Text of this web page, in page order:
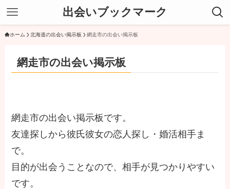
出会いブックマーク
ホーム 北海道の出会い掲示板 網走市の出会い掲示板
網走市の出会い掲示板
網走市の出会い掲示板です。
友達探しから彼氏彼女の恋人探し・婚活相手ま
で。
目的が出会うことなので、相手が見つかりやすい
です。